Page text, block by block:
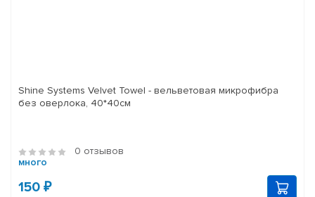
Shine Systems Velvet Towel - вельветовая микрофибра
без оверлока, 40*40см
0 отзывов
много
150 ₽